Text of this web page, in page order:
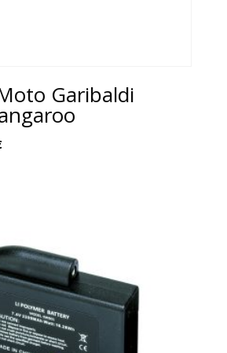
Garibaldi
El